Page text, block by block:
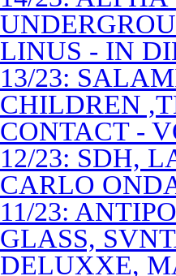
LINUS - IN
13/23:
CHILDREN
CONTACT -
12/23: SDH,
CARLO
11/23:
GLASS,
DELUXXE,